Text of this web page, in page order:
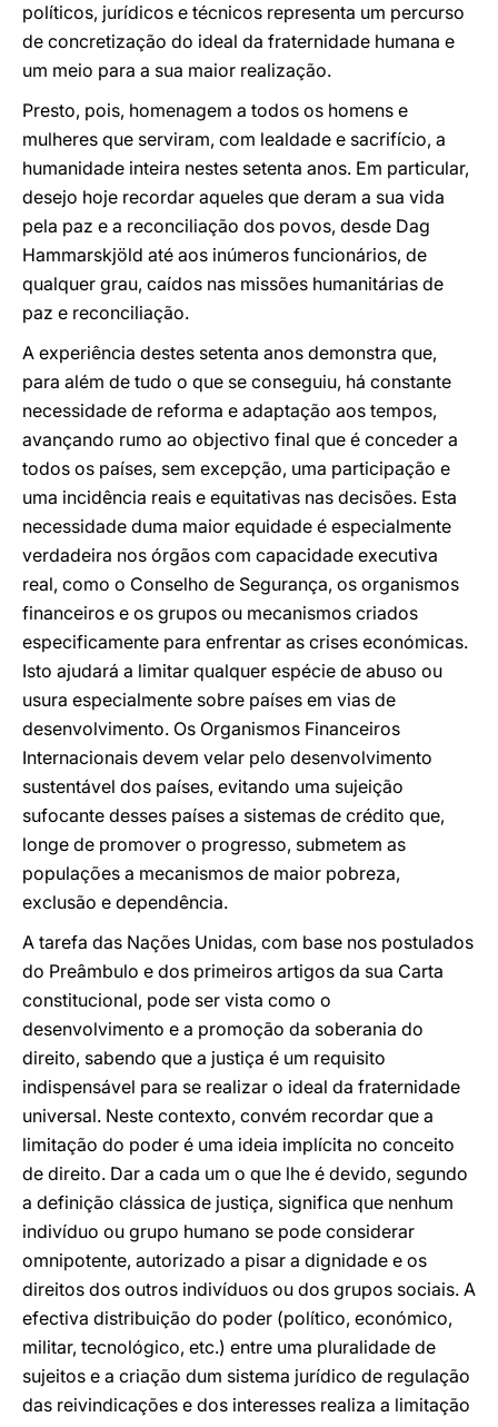
políticos, jurídicos e técnicos representa um percurso
de concretização do ideal da fraternidade humana e
um meio para a sua maior realização.
Presto, pois, homenagem a todos os homens e
mulheres que serviram, com lealdade e sacrifício, a
humanidade inteira nestes setenta anos. Em particular,
desejo hoje recordar aqueles que deram a sua vida
pela paz e a reconciliação dos povos, desde Dag
Hammarskjöld até aos inúmeros funcionários, de
qualquer grau, caídos nas missões humanitárias de
paz e reconciliação.
A experiência destes setenta anos demonstra que,
para além de tudo o que se conseguiu, há constante
necessidade de reforma e adaptação aos tempos,
avançando rumo ao objectivo final que é conceder a
todos os países, sem excepção, uma participação e
uma incidência reais e equitativas nas decisões. Esta
necessidade duma maior equidade é especialmente
verdadeira nos órgãos com capacidade executiva
real, como o Conselho de Segurança, os organismos
financeiros e os grupos ou mecanismos criados
especificamente para enfrentar as crises económicas.
Isto ajudará a limitar qualquer espécie de abuso ou
usura especialmente sobre países em vias de
desenvolvimento. Os Organismos Financeiros
Internacionais devem velar pelo desenvolvimento
sustentável dos países, evitando uma sujeição
sufocante desses países a sistemas de crédito que,
longe de promover o progresso, submetem as
populações a mecanismos de maior pobreza,
exclusão e dependência.
A tarefa das Nações Unidas, com base nos postulados
do Preâmbulo e dos primeiros artigos da sua Carta
constitucional, pode ser vista como o
desenvolvimento e a promoção da soberania do
direito, sabendo que a justiça é um requisito
indispensável para se realizar o ideal da fraternidade
universal. Neste contexto, convém recordar que a
limitação do poder é uma ideia implícita no conceito
de direito. Dar a cada um o que lhe é devido, segundo
a definição clássica de justiça, significa que nenhum
indivíduo ou grupo humano se pode considerar
omnipotente, autorizado a pisar a dignidade e os
direitos dos outros indivíduos ou dos grupos sociais. A
efectiva distribuição do poder (político, económico,
militar, tecnológico, etc.) entre uma pluralidade de
sujeitos e a criação dum sistema jurídico de regulação
das reivindicações e dos interesses realiza a limitação